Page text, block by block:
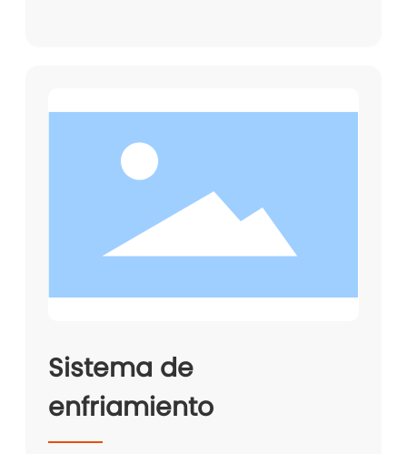
Sistema de
enfriamiento